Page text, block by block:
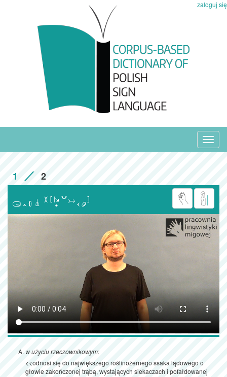
zaloguj się
1 2

w użyciu rzeczownikowym:
<<odnosi się do największego roślinożernego ssaka lądowego o
głowie zakończonej trąbą, wystających siekaczach i pofałdowanej